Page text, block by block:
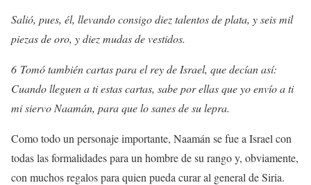
Salió, pues, él, llevando consigo diez talentos de plata, y seis mil
piezas de oro, y diez mudas de vestidos.
6 Tomó también cartas para el rey de Israel, que decían así:
Cuando lleguen a ti estas cartas, sabe por ellas que yo envío a ti
mi siervo Naamán, para que lo sanes de su lepra.
Como todo un personaje importante, Naamán se fue a Israel con
todas las formalidades para un hombre de su rango y, obviamente,
con muchos regalos para quien pueda curar al general de Siria.